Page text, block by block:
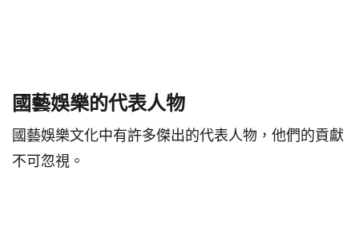
國藝娛樂的代表人物
國藝娛樂文化中有許多傑出的代表人物，他們的貢獻
不可忽視。